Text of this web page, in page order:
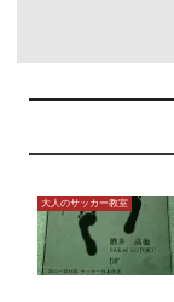
大人のサッカー教室